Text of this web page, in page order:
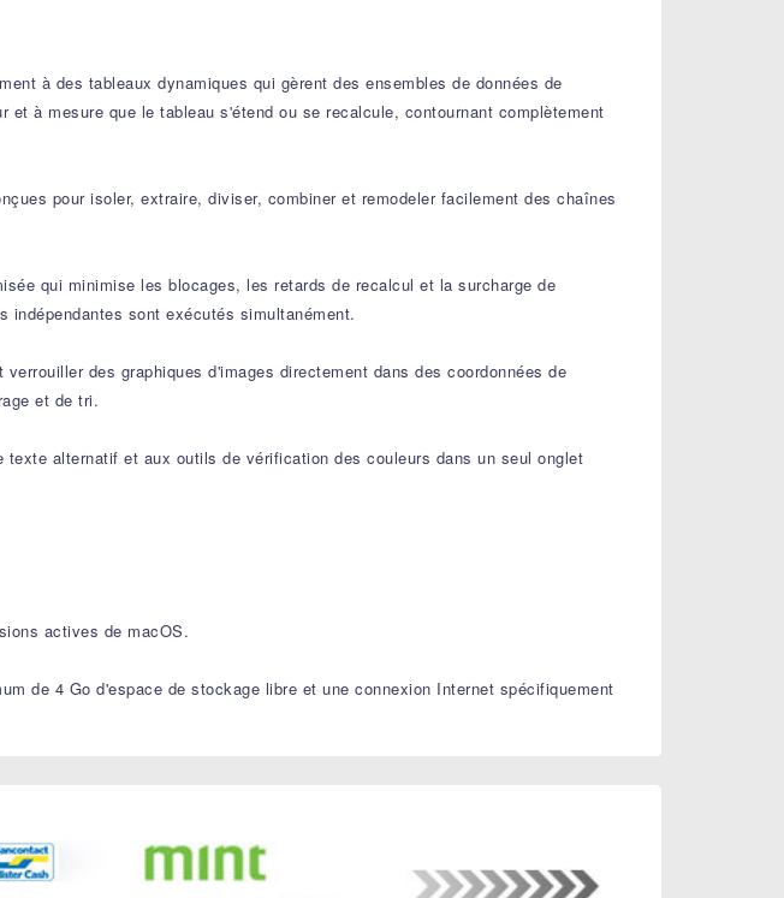
à des tableaux dynamiques qui gèrent des ensembles de données de
à mesure que le tableau s'étend ou se recalcule, contournant complètement
pour isoler, extraire, diviser, combiner et remodeler facilement des chaînes
qui minimise les blocages, les retards de recalcul et la surcharge de
indépendantes sont exécutés simultanément.
des graphiques d'images directement dans des coordonnées de
et de tri.
alternatif et aux outils de vérification des couleurs dans un seul onglet
actives de macOS.
de 4 Go d'espace de stockage libre et une connexion Internet spécifiquement